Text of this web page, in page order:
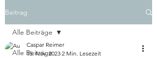
Beitrag
Alle Beiträge
Alle Beiträge
Caspar Reimer
15. Nov. 2023 2 Min. Lesezeit